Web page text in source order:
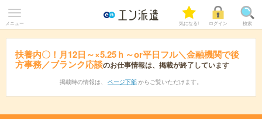
メニュー 気になる! ログイン 検索
扶養内〇！月12日～×5.25ｈ～or平日フル＼金融機関で後
方事務／ブランク応談のお仕事情報は、掲載が終了しています
掲載時の情報は、 ページ下部 からご覧いただけます。